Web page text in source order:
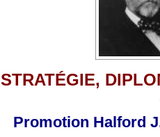
STRATÉGIE,
Promotion Halford